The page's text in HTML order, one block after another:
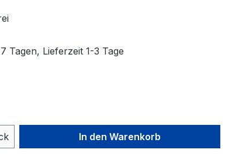
Tagen, Lieferzeit 1-3 Tage
Gib den gewünschten Wert
In den Warenkorb